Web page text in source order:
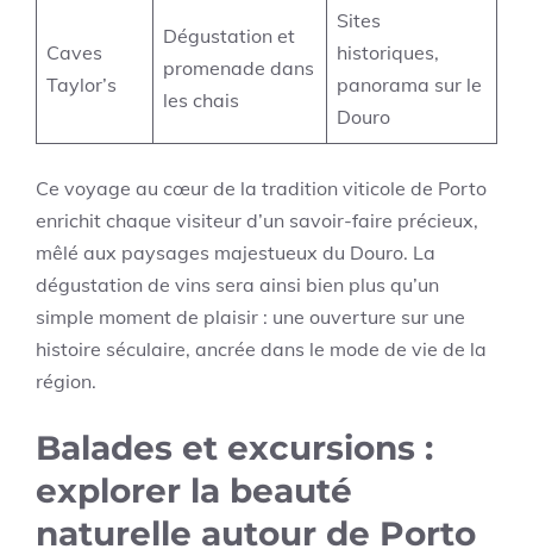
Caves
Taylor’s
Dégustation et
promenade dans
les chais
Sites
historiques,
panorama sur le
Douro
Ce voyage au cœur de la tradition viticole de Porto
enrichit chaque visiteur d’un savoir-faire précieux,
mêlé aux paysages majestueux du Douro. La
dégustation de vins sera ainsi bien plus qu’un
simple moment de plaisir : une ouverture sur une
histoire séculaire, ancrée dans le mode de vie de la
région.
Balades et excursions :
explorer la beauté
naturelle autour de Porto